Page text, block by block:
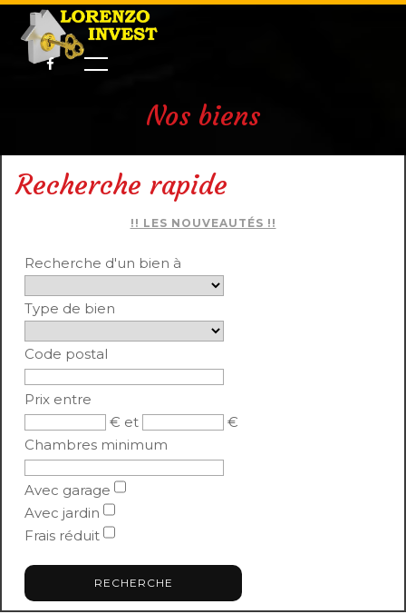
Nos biens
Recherche rapide
!! LES NOUVEAUTÉS !!
Recherche d'un bien à
Type de bien
Code postal
Prix entre
€ et
€
Chambres minimum
Avec garage
Avec jardin
Frais réduit